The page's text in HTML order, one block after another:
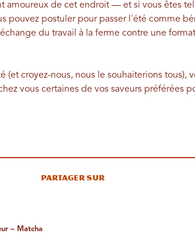
amoureux de cet endroit — et si vous êtes
pouvez postuler pour passer l'été comme
du travail à la ferme contre une
(et croyez-nous, nous le souhaiterions tous),
vous certaines de vos saveurs préférées
Partager sur
– Matcha